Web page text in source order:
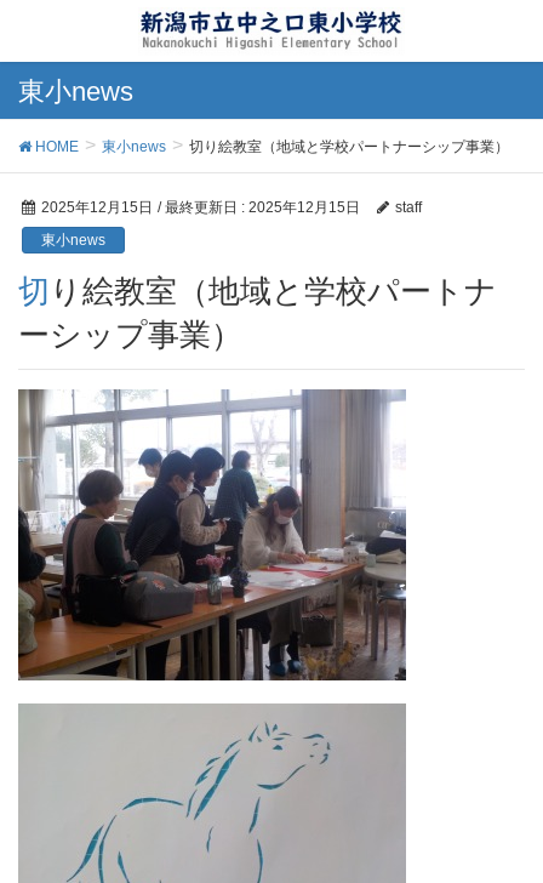
東小news
HOME 東小news 切り絵教室（地域と学校パートナーシップ事業）
2025年12月15日 / 最終更新日 : 2025年12月15日
staff
東小news
切り絵教室（地域と学校パートナ
ーシップ事業）